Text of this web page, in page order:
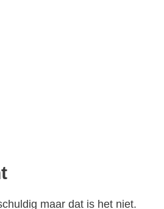
maar dat is het niet.